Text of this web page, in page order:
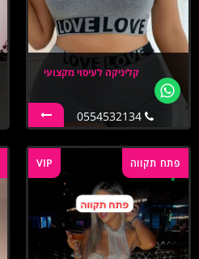
קליניקה לעיסוי מקצועי
0554532134
VIP פתח תקווה